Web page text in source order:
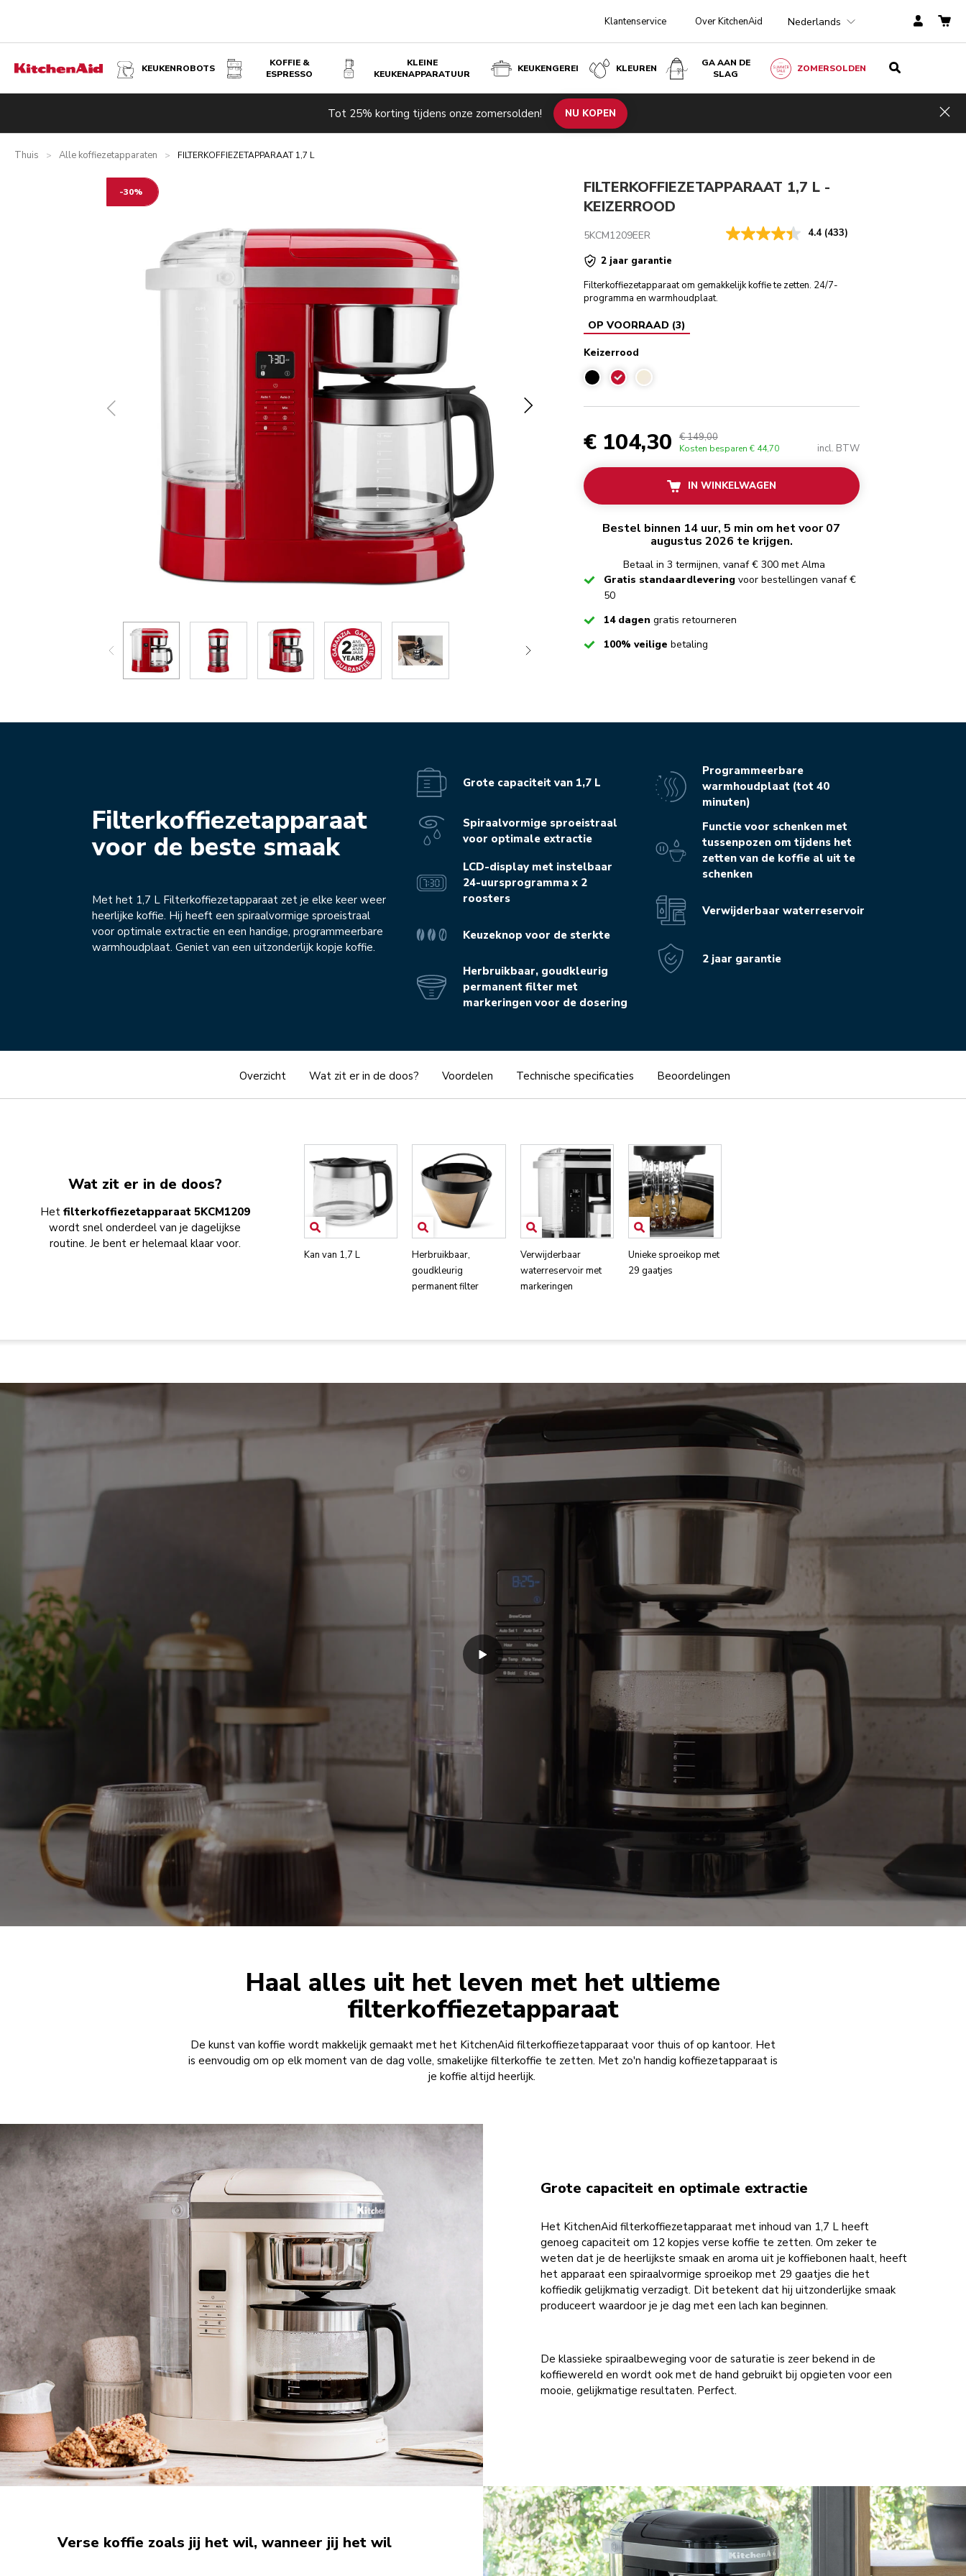
Klantenservice Over KitchenAid Nederlands
KEUKENROBOTS
KOFFIE &
ESPRESSO
KLEINE
KEUKENAPPARATUUR
KEUKENGEREI KLEUREN
GA AAN DE
SLAG
ZOMERSOLDEN
Tot 25% korting tijdens onze zomersolden! NU KOPEN
Thuis > Alle koffiezetapparaten > FILTERKOFFIEZETAPPARAAT 1,7 L
Technische specificaties Beoordelingen
-30%
FILTERKOFFIEZETAPPARAAT 1,7 L -
KEIZERROOD
5KCM1209EER 4.4 (433)
2 jaar garantie
Filterkoffiezetapparaat om gemakkelijk koffie te zetten. 24/7-
programma en warmhoudplaat.
OP VOORRAAD (3)
Keizerrood
Keizerrood
€ 104,30 € 149,00
Kosten besparen € 44,70 incl. BTW
IN WINKELWAGEN
Bestel binnen 14 uur, 5 min om het voor 07
augustus 2026 te krijgen.
Betaal in 3 termijnen, vanaf € 300 met Alma
CheckedGratis standaardlevering voor bestellingen vanaf €
50
Checked14 dagen gratis retourneren
Checked100% veilige betaling
Filterkoffiezetapparaat
voor de beste smaak
Met het 1,7 L Filterkoffiezetapparaat zet je elke keer weer
heerlijke koffie. Hij heeft een spiraalvormige sproeistraal
voor optimale extractie en een handige, programmeerbare
warmhoudplaat. Geniet van een uitzonderlijk kopje koffie.
Grote capaciteit van 1,7 L
Spiraalvormige sproeistraal
voor optimale extractie
LCD-display met instelbaar
24-uursprogramma x 2
roosters
Keuzeknop voor de sterkte
Herbruikbaar, goudkleurig
permanent filter met
markeringen voor de dosering
Programmeerbare
warmhoudplaat (tot 40
minuten)
Functie voor schenken met
tussenpozen om tijdens het
zetten van de koffie al uit te
schenken
Verwijderbaar waterreservoir
2 jaar garantie
Overzicht Wat zit er in de doos? Voordelen Technische specificaties Beoordelingen
Wat zit er in de doos?
Het filterkoffiezetapparaat 5KCM1209
wordt snel onderdeel van je dagelijkse
routine. Je bent er helemaal klaar voor.
Kan van 1,7 L
Herbruikbaar,
goudkleurig
permanent filter
Verwijderbaar
waterreservoir met
markeringen
Unieke sproeikop met
29 gaatjes
Haal alles uit het leven met het ultieme
filterkoffiezetapparaat
De kunst van koffie wordt makkelijk gemaakt met het KitchenAid filterkoffiezetapparaat voor thuis of op kantoor. Het
is eenvoudig om op elk moment van de dag volle, smakelijke filterkoffie te zetten. Met zo'n handig koffiezetapparaat is
je koffie altijd heerlijk.
Grote capaciteit en optimale extractie
Het KitchenAid filterkoffiezetapparaat met inhoud van 1,7 L heeft
genoeg capaciteit om 12 kopjes verse koffie te zetten. Om zeker te
weten dat je de heerlijkste smaak en aroma uit je koffiebonen haalt, heeft
het apparaat een spiraalvormige sproeikop met 29 gaatjes die het
koffiedik gelijkmatig verzadigt. Dit betekent dat hij uitzonderlijke smaak
produceert waardoor je je dag met een lach kan beginnen.
De klassieke spiraalbeweging voor de saturatie is zeer bekend in de
koffiewereld en wordt ook met de hand gebruikt bij opgieten voor een
mooie, gelijkmatige resultaten. Perfect.
Verse koffie zoals jij het wil, wanneer jij het wil